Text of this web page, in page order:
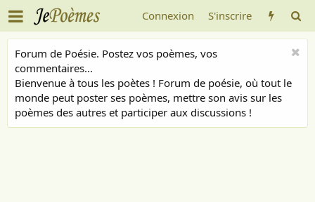
Connexion S'inscrire
Forum de Poésie. Postez vos poèmes, vos
commentaires...
Bienvenue à tous les poètes ! Forum de poésie, où tout le
monde peut poster ses poèmes, mettre son avis sur les
poèmes des autres et participer aux discussions !